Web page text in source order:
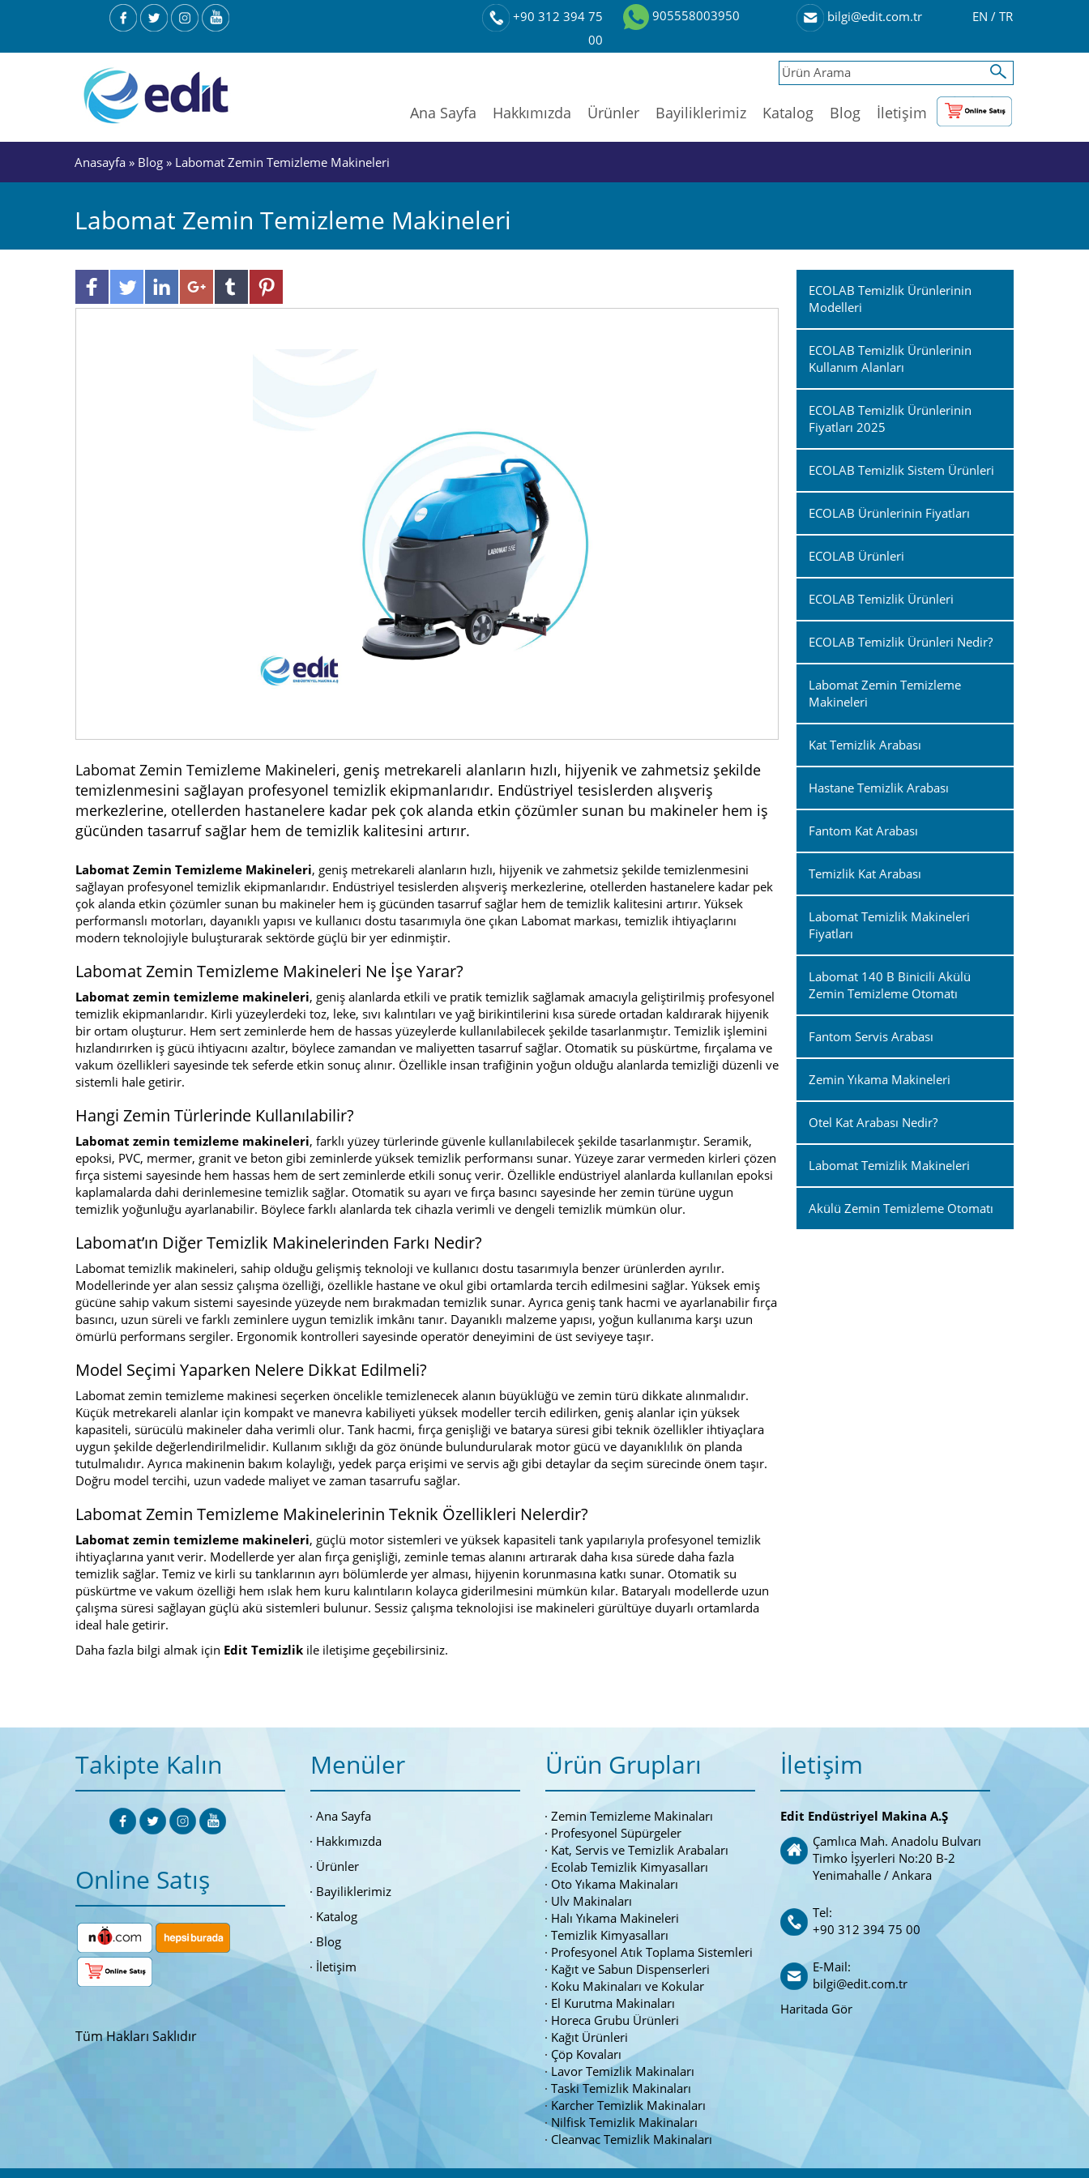
+90 312 394 75
00
905558003950 bilgi@edit.com.tr EN / TR
Ana Sayfa Hakkımızda Ürünler Bayiliklerimiz Katalog Blog İletişim
Anasayfa » Blog » Labomat Zemin Temizleme Makineleri
Labomat Zemin Temizleme Makineleri
Labomat Zemin Temizleme Makineleri, geniş metrekareli alanların hızlı, hijyenik ve zahmetsiz şekilde
temizlenmesini sağlayan profesyonel temizlik ekipmanlarıdır. Endüstriyel tesislerden alışveriş
merkezlerine, otellerden hastanelere kadar pek çok alanda etkin çözümler sunan bu makineler hem iş
gücünden tasarruf sağlar hem de temizlik kalitesini artırır.
Labomat Zemin Temizleme Makineleri, geniş metrekareli alanların hızlı, hijyenik ve zahmetsiz şekilde temizlenmesini
sağlayan profesyonel temizlik ekipmanlarıdır. Endüstriyel tesislerden alışveriş merkezlerine, otellerden hastanelere kadar pek
çok alanda etkin çözümler sunan bu makineler hem iş gücünden tasarruf sağlar hem de temizlik kalitesini artırır. Yüksek
performanslı motorları, dayanıklı yapısı ve kullanıcı dostu tasarımıyla öne çıkan Labomat markası, temizlik ihtiyaçlarını
modern teknolojiyle buluşturarak sektörde güçlü bir yer edinmiştir.
Labomat Zemin Temizleme Makineleri Ne İşe Yarar?
Labomat zemin temizleme makineleri, geniş alanlarda etkili ve pratik temizlik sağlamak amacıyla geliştirilmiş profesyonel
temizlik ekipmanlarıdır. Kirli yüzeylerdeki toz, leke, sıvı kalıntıları ve yağ birikintilerini kısa sürede ortadan kaldırarak hijyenik
bir ortam oluşturur. Hem sert zeminlerde hem de hassas yüzeylerde kullanılabilecek şekilde tasarlanmıştır. Temizlik işlemini
hızlandırırken iş gücü ihtiyacını azaltır, böylece zamandan ve maliyetten tasarruf sağlar. Otomatik su püskürtme, fırçalama ve
vakum özellikleri sayesinde tek seferde etkin sonuç alınır. Özellikle insan trafiğinin yoğun olduğu alanlarda temizliği düzenli ve
sistemli hale getirir.
Hangi Zemin Türlerinde Kullanılabilir?
Labomat zemin temizleme makineleri, farklı yüzey türlerinde güvenle kullanılabilecek şekilde tasarlanmıştır. Seramik,
epoksi, PVC, mermer, granit ve beton gibi zeminlerde yüksek temizlik performansı sunar. Yüzeye zarar vermeden kirleri çözen
fırça sistemi sayesinde hem hassas hem de sert zeminlerde etkili sonuç verir. Özellikle endüstriyel alanlarda kullanılan epoksi
kaplamalarda dahi derinlemesine temizlik sağlar. Otomatik su ayarı ve fırça basıncı sayesinde her zemin türüne uygun
temizlik yoğunluğu ayarlanabilir. Böylece farklı alanlarda tek cihazla verimli ve dengeli temizlik mümkün olur.
Labomat’ın Diğer Temizlik Makinelerinden Farkı Nedir?
Labomat temizlik makineleri, sahip olduğu gelişmiş teknoloji ve kullanıcı dostu tasarımıyla benzer ürünlerden ayrılır.
Modellerinde yer alan sessiz çalışma özelliği, özellikle hastane ve okul gibi ortamlarda tercih edilmesini sağlar. Yüksek emiş
gücüne sahip vakum sistemi sayesinde yüzeyde nem bırakmadan temizlik sunar. Ayrıca geniş tank hacmi ve ayarlanabilir fırça
basıncı, uzun süreli ve farklı zeminlere uygun temizlik imkânı tanır. Dayanıklı malzeme yapısı, yoğun kullanıma karşı uzun
ömürlü performans sergiler. Ergonomik kontrolleri sayesinde operatör deneyimini de üst seviyeye taşır.
Model Seçimi Yaparken Nelere Dikkat Edilmeli?
Labomat zemin temizleme makinesi seçerken öncelikle temizlenecek alanın büyüklüğü ve zemin türü dikkate alınmalıdır.
Küçük metrekareli alanlar için kompakt ve manevra kabiliyeti yüksek modeller tercih edilirken, geniş alanlar için yüksek
kapasiteli, sürücülü makineler daha verimli olur. Tank hacmi, fırça genişliği ve batarya süresi gibi teknik özellikler ihtiyaçlara
uygun şekilde değerlendirilmelidir. Kullanım sıklığı da göz önünde bulundurularak motor gücü ve dayanıklılık ön planda
tutulmalıdır. Ayrıca makinenin bakım kolaylığı, yedek parça erişimi ve servis ağı gibi detaylar da seçim sürecinde önem taşır.
Doğru model tercihi, uzun vadede maliyet ve zaman tasarrufu sağlar.
Labomat Zemin Temizleme Makinelerinin Teknik Özellikleri Nelerdir?
Labomat zemin temizleme makineleri, güçlü motor sistemleri ve yüksek kapasiteli tank yapılarıyla profesyonel temizlik
ihtiyaçlarına yanıt verir. Modellerde yer alan fırça genişliği, zeminle temas alanını artırarak daha kısa sürede daha fazla
temizlik sağlar. Temiz ve kirli su tanklarının ayrı bölümlerde yer alması, hijyenin korunmasına katkı sunar. Otomatik su
püskürtme ve vakum özelliği hem ıslak hem kuru kalıntıların kolayca giderilmesini mümkün kılar. Bataryalı modellerde uzun
çalışma süresi sağlayan güçlü akü sistemleri bulunur. Sessiz çalışma teknolojisi ise makineleri gürültüye duyarlı ortamlarda
ideal hale getirir.
Daha fazla bilgi almak için Edit Temizlik ile iletişime geçebilirsiniz.
ECOLAB Temizlik Ürünlerinin
Modelleri
ECOLAB Temizlik Ürünlerinin
Kullanım Alanları
ECOLAB Temizlik Ürünlerinin
Fiyatları 2025
ECOLAB Temizlik Sistem Ürünleri
ECOLAB Ürünlerinin Fiyatları
ECOLAB Ürünleri
ECOLAB Temizlik Ürünleri
ECOLAB Temizlik Ürünleri Nedir?
Labomat Zemin Temizleme
Makineleri
Kat Temizlik Arabası
Hastane Temizlik Arabası
Fantom Kat Arabası
Temizlik Kat Arabası
Labomat Temizlik Makineleri
Fiyatları
Labomat 140 B Binicili Akülü
Zemin Temizleme Otomatı
Fantom Servis Arabası
Zemin Yıkama Makineleri
Otel Kat Arabası Nedir?
Labomat Temizlik Makineleri
Akülü Zemin Temizleme Otomatı
Takipte Kalın
Online Satış
Tüm Hakları Saklıdır
Menüler
Ana Sayfa
Hakkımızda
Ürünler
Bayiliklerimiz
Katalog
Blog
İletişim
Ürün Grupları
Zemin Temizleme Makinaları
Profesyonel Süpürgeler
Kat, Servis ve Temizlik Arabaları
Ecolab Temizlik Kimyasalları
Oto Yıkama Makinaları
Ulv Makinaları
Halı Yıkama Makineleri
Temizlik Kimyasalları
Profesyonel Atık Toplama Sistemleri
Kağıt ve Sabun Dispenserleri
Koku Makinaları ve Kokular
El Kurutma Makinaları
Horeca Grubu Ürünleri
Kağıt Ürünleri
Çöp Kovaları
Lavor Temizlik Makinaları
Taski Temizlik Makinaları
Karcher Temizlik Makinaları
Nilfisk Temizlik Makinaları
Cleanvac Temizlik Makinaları
İletişim
Edit Endüstriyel Makina A.Ş
Çamlıca Mah. Anadolu Bulvarı
Timko İşyerleri No:20 B-2
Yenimahalle / Ankara
Tel:
+90 312 394 75 00
E-Mail:
bilgi@edit.com.tr
Haritada Gör